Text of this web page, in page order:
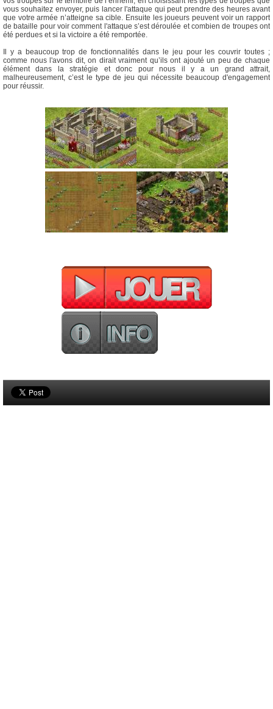
vous souhaitez envoyer, puis lancer l'attaque qui peut prendre des heures avant
que votre armée n’atteigne sa cible. Ensuite les joueurs peuvent voir un rapport
de bataille pour voir comment l'attaque s’est déroulée et combien de troupes ont
été perdues et si la victoire a été remportée.
Il y a beaucoup trop de fonctionnalités dans le jeu pour les couvrir toutes ;
comme nous l'avons dit, on dirait vraiment qu’ils ont ajouté un peu de chaque
élément dans la stratégie et donc pour nous il y a un grand attrait,
malheureusement, c’est le type de jeu qui nécessite beaucoup d'engagement
pour réussir.